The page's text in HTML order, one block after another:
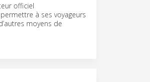
officiel
à ses voyageurs
moyens de